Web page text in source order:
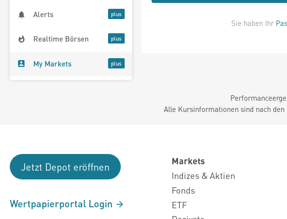
Alerts
Realtime Börsen
My Markets
Sie haben Ihr
Alle Kursinformationen sind nach
Jetzt Depot eröffnen
Wertpapierportal Login
Markets
Indizes & Aktien
Fonds
ETF